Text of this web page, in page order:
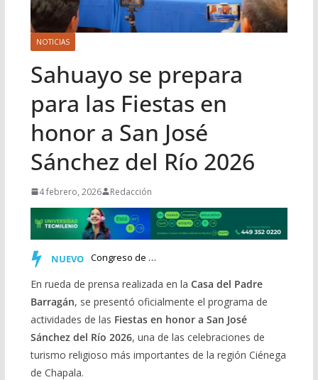
NOTICIAS
Sahuayo se prepara
para las Fiestas en
honor a San José
Sánchez del Río 2026
4 febrero, 2026 Redacción
NUEVO Congreso de Michoacán incorpora al Calendario Cívico la co…
En rueda de prensa realizada en la Casa del Padre
Barragán, se presentó oficialmente el programa de
actividades de las Fiestas en honor a San José
Sánchez del Río 2026, una de las celebraciones de
turismo religioso más importantes de la región Ciénega
de Chapala.